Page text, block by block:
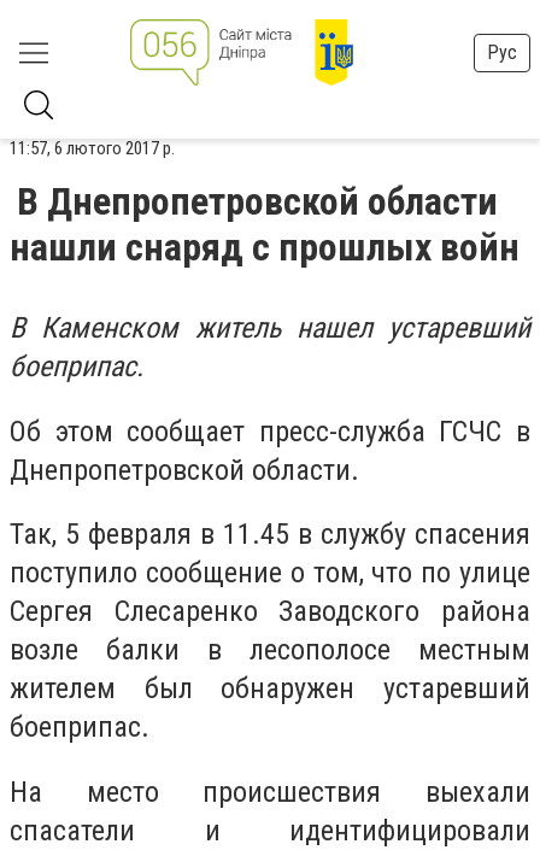
Рус
11:57, 6 лютого 2017 р.
В Днепропетровской области
нашли снаряд с прошлых войн
В Каменском житель нашел устаревший
боеприпас.
Об этом сообщает пресс-служба ГСЧС в
Днепропетровской области.
Так, 5 февраля в 11.45 в службу спасения
поступило сообщение о том, что по улице
Сергея Слесаренко Заводского района
возле балки в лесополосе местным
жителем был обнаружен устаревший
боеприпас.
На место происшествия выехали
спасатели и идентифицировали